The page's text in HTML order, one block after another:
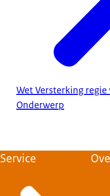
Wet Versterking
Onderwerp
Service